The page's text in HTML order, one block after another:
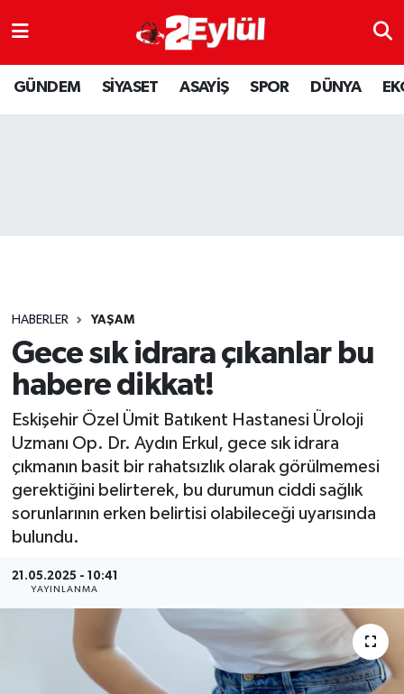
GÜNDEM SİYASET ASAYİŞ SPOR DÜNYA
HABERLER YAŞAM
Gece sık idrara çıkanlar bu
habere dikkat!
Eskişehir Özel Ümit Batıkent Hastanesi Üroloji
Uzmanı Op. Dr. Aydın Erkul, gece sık idrara
çıkmanın basit bir rahatsızlık olarak görülmemesi
gerektiğini belirterek, bu durumun ciddi sağlık
sorunlarının erken belirtisi olabileceği uyarısında
bulundu.
21.05.2025 - 10:41
YAYINLANMA
ASAYİŞ
DÜNYA
SPOR
YAŞAM
Nöbetçi Eczaneler
Hava Durumu
Son Dakika Haberleri
Haber Arşivi